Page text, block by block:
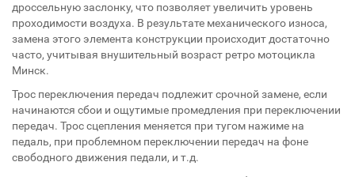
дроссельную заслонку, что позволяет увеличить уровень
проходимости воздуха. В результате механического износа,
замена этого элемента конструкции происходит достаточно
часто, учитывая внушительный возраст ретро мотоцикла
Минск.
Трос переключения передач подлежит срочной замене, если
начинаются сбои и ощутимые промедления при переключении
передач. Трос сцепления меняется при тугом нажиме на
педаль, при проблемном переключении передач на фоне
свободного движения педали, и т.д.